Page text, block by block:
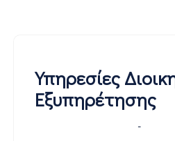
Υπηρεσίες
Εξυπηρέτησης
-